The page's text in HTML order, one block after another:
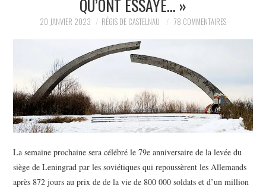
CULTURE
SPORT
QU’ONT ESSAYÉ… »
20 JANVIER 2023 RÉGIS DE CASTELNAU 78 COMMENTAIRES
La semaine prochaine sera célébré le 79e anniversaire de la levée du
siège de Leningrad par les soviétiques qui repoussèrent les Allemands
après 872 jours au prix de de la vie de 800 000 soldats et d’un million